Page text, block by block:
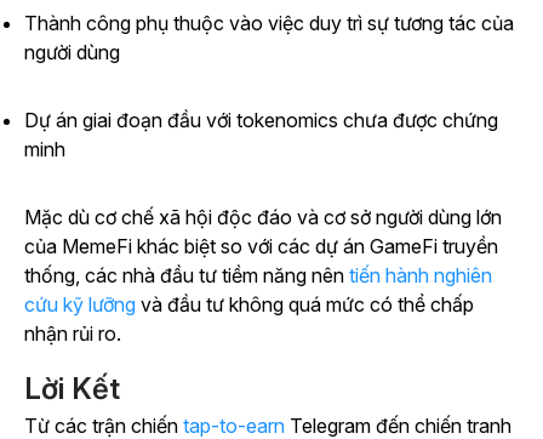
Thành công phụ thuộc vào việc duy trì sự tương tác của
người dùng
Dự án giai đoạn đầu với tokenomics chưa được chứng
minh
Mặc dù cơ chế xã hội độc đáo và cơ sở người dùng lớn
của MemeFi khác biệt so với các dự án GameFi truyền
thống, các nhà đầu tư tiềm năng nên tiến hành nghiên
cứu kỹ lưỡng và đầu tư không quá mức có thể chấp
nhận rủi ro.
Lời Kết
Từ các trận chiến tap-to-earn Telegram đến chiến tranh